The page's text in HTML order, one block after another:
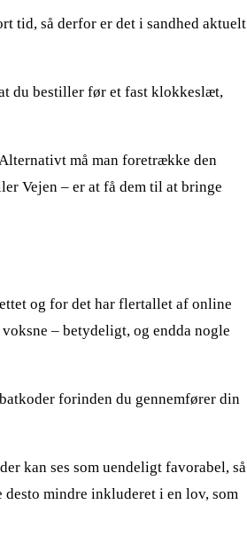
tid, så derfor er det i sandhed aktuelt
du bestiller før et fast klokkeslæt,
må man foretrække den
Vejen – er at få dem til at bringe
og for det har flertallet af online
– betydeligt, og endda nogle
forinden du gennemfører din
kan ses som uendeligt favorabel, så
mindre inkluderet i en lov, som